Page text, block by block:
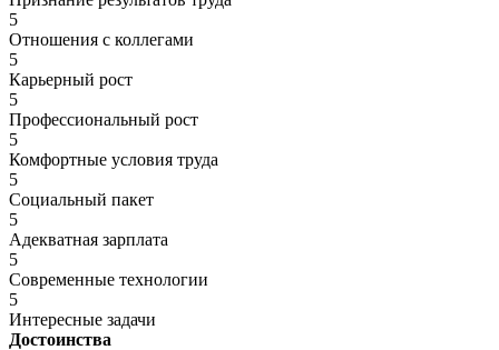
5
Отношения с коллегами
5
Карьерный рост
5
Профессиональный рост
5
Комфортные условия труда
5
Социальный пакет
5
Адекватная зарплата
5
Современные технологии
5
Интересные задачи
Достоинства